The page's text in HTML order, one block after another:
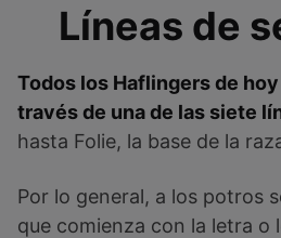
Líneas de
Todos los Haflingers de
través de una de las siete
hasta Folie, la base de la
Por lo general, a los potros
que comienza con la letra o